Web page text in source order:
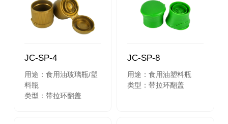
JC-SP-4
用途：食用油玻璃瓶/塑
料瓶
类型：带拉环翻盖
JC-SP-8
用途：食用油塑料瓶
类型：带拉环翻盖